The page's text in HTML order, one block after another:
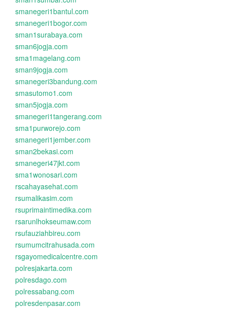
smanegeri1bantul.com
smanegeri1bogor.com
sman1surabaya.com
sman6jogja.com
sma1magelang.com
sman9jogja.com
smanegeri3bandung.com
smasutomo1.com
sman5jogja.com
smanegeri1tangerang.com
sma1purworejo.com
smanegeri1jember.com
sman2bekasi.com
smanegeri47jkt.com
sma1wonosari.com
rscahayasehat.com
rsumalikasim.com
rsuprimaintimedika.com
rsarunlhokseumaw.com
rsufauziahbireu.com
rsumumcitrahusada.com
rsgayomedicalcentre.com
polresjakarta.com
polresdago.com
polressabang.com
polresdenpasar.com